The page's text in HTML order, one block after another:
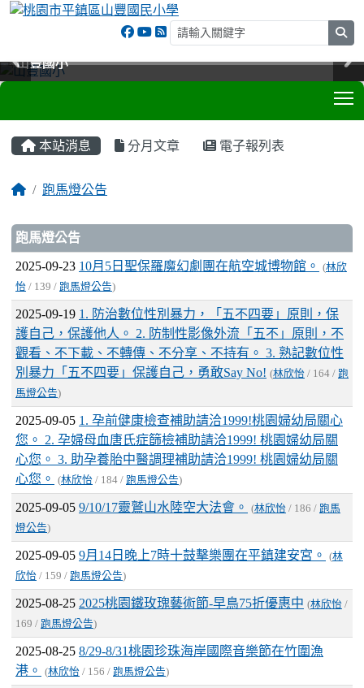
山豐國小
山豐國小
山豐國小
山豐國小
本站消息 分月文章 電子報列表
跑馬燈公告
文章列表
跑馬燈公告
2025-09-23 10月5日聖保羅魔幻劇團在航空城博物館。 (林欣
怡 / 139 / 跑馬燈公告)
2025-09-19 1. 防治數位性別暴力，「五不四要」原則，保
護自己，保護他人。 2. 防制性影像外流「五不」原則，不
觀看、不下載、不轉傳、不分享、不持有。 3. 熟記數位性
別暴力「五不四要」保護自己，勇敢Say No! (林欣怡 / 164 / 跑
馬燈公告)
2025-09-05 1. 孕前健康檢查補助請洽1999!桃園婦幼局關心
您。 2. 孕婦母血唐氏症篩檢補助請洽1999! 桃園婦幼局關
心您。 3. 助孕養胎中醫調理補助請洽1999! 桃園婦幼局關
心您。
(林欣怡 / 184 / 跑馬燈公告)
2025-09-05 9/10/17靈鷲山水陸空大法會。 (林欣怡 / 186 / 跑馬
燈公告)
2025-09-05 9月14日晚上7時十鼓擊樂團在平鎮建安宮。 (林
欣怡 / 159 / 跑馬燈公告)
2025-08-25 2025桃園鐵玫瑰藝術節-早鳥75折優惠中 (林欣怡 /
169 / 跑馬燈公告)
2025-08-25 8/29-8/31桃園珍珠海岸國際音樂節在竹圍漁
港。
(林欣怡 / 156 / 跑馬燈公告)